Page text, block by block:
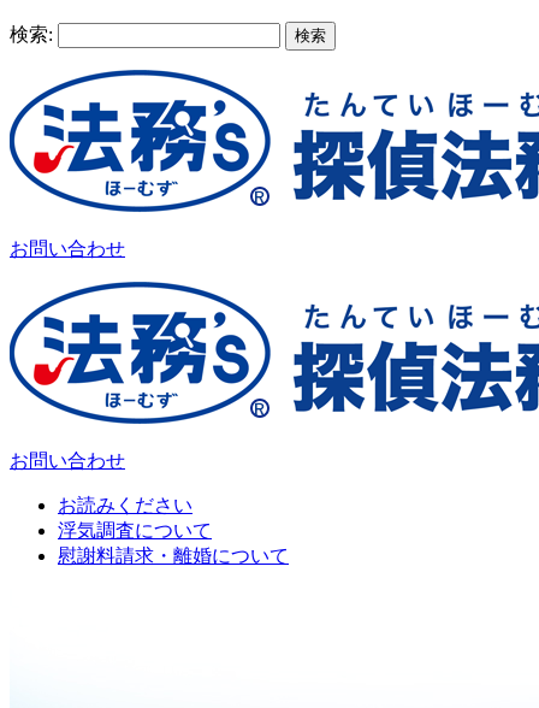
検索:
お問い合わせ
お問い合わせ
お読みください
浮気調査について
慰謝料請求・離婚について